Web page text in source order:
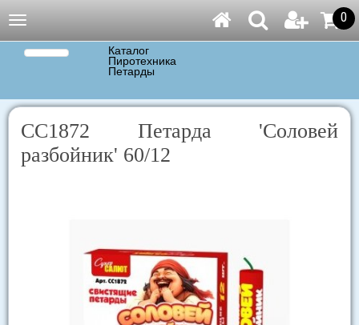
Навигация 0
Каталог
Пиротехника
Петарды
СС1872 Петарда 'Соловей
разбойник' 60/12